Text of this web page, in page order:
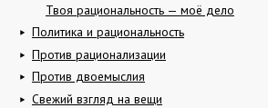
Твоя рациональность — моё дело
Политика и рациональность
Против рационализации
Против двоемыслия
Свежий взгляд на вещи